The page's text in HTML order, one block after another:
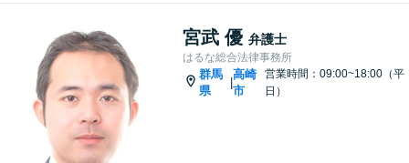
宮武 優 弁護士
はるな総合法律事務所
群馬
県
|
高崎
市
営業時間：09:00~18:00（平
日）